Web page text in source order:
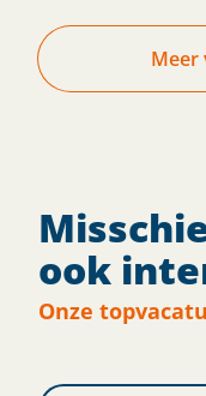
Meer
ook
Onze